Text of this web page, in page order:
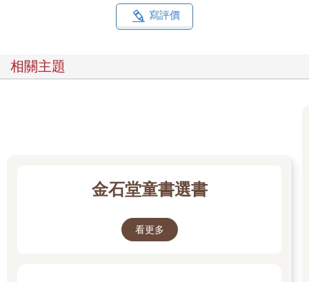
寫評價
相關主題
金石堂童書選書
看更多